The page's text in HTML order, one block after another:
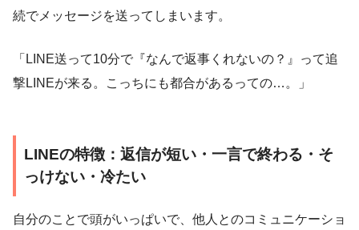
続でメッセージを送ってしまいます。
「LINE送って10分で『なんで返事くれないの？』って追
撃LINEが来る。こっちにも都合があるっての…。」
LINEの特徴：返信が短い・一言で終わる・そ
っけない・冷たい
自分のことで頭がいっぱいで、他人とのコミュニケーショ